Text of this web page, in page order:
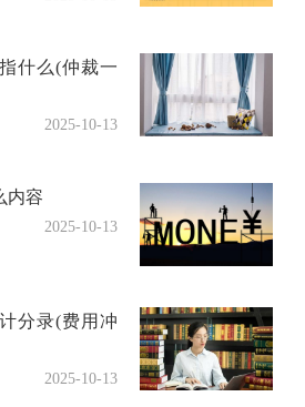
什么(仲裁一
2025-10-13
内容
2025-10-13
分录(费用冲
2025-10-13